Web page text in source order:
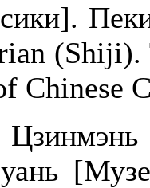
Chinese
Цзинмэнь
[